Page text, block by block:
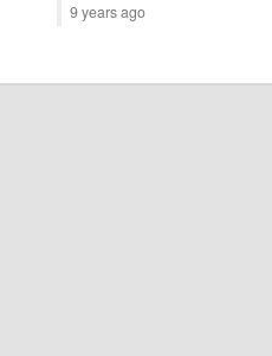
9 years ago